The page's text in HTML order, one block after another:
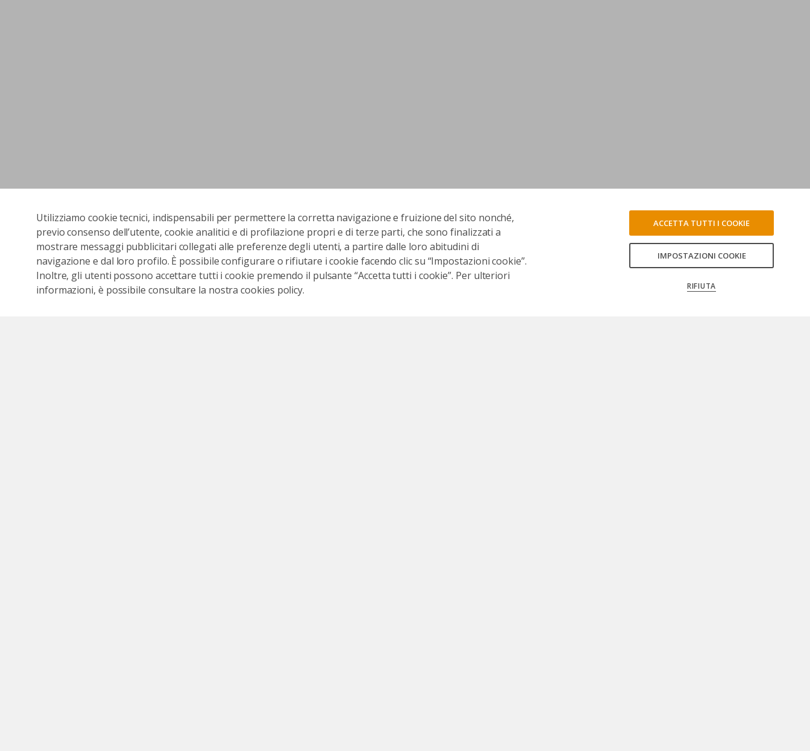
Utilizziamo cookie tecnici, indispensabili per permettere la corretta navigazione e fruizione del sito nonché,
previo consenso dell’utente, cookie analitici e di profilazione propri e di terze parti, che sono finalizzati a
mostrare messaggi pubblicitari collegati alle preferenze degli utenti, a partire dalle loro abitudini di
navigazione e dal loro profilo. È possibile configurare o rifiutare i cookie facendo clic su “Impostazioni cookie”.
Inoltre, gli utenti possono accettare tutti i cookie premendo il pulsante “Accetta tutti i cookie”. Per ulteriori
informazioni, è possibile consultare la nostra cookies policy.
IMPOSTAZIONI COOKIE
RIFIUTA
ACCETTA TUTTI I COOKIE